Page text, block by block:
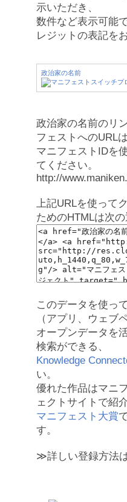
示いただき、
数件など表示可能
レジットの表記を
政治家の名前
政治家の名前のリ
フェストへのURLは
マニフェストIDを
てください。
http://
上記URLを使って
ためのHTMLは次の
このデータを使っ
（アプリ、ウェブ
オープンデータを
検索ができる、
Knowledge
い。
優れた作品はマニ
ェクトサイトで紹
マニフェスト大賞
す。
≫詳しい登録方法